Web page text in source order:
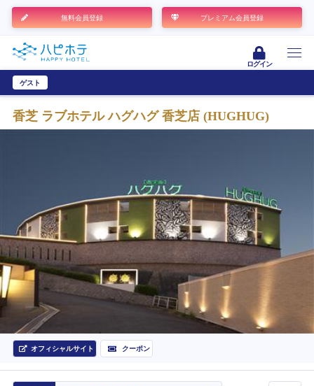
無料会員登録 プレミアム会員登録
ログイン
ゲスト
香芝 ラブホテル ハグハグ 香芝店 (HUGHUG)
オフィシャルサイト クーポン